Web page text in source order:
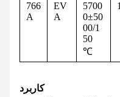
766
A
EV
A
5700
0±50
00/1
50
℃
کاربرد